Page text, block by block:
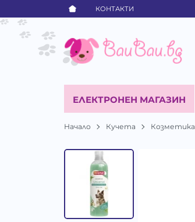
КОНТАКТИ
ЕЛЕКТРОНЕН МАГАЗИН
Начало Кучета Козметика